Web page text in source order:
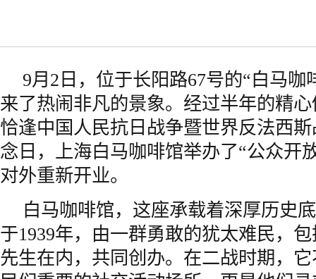
9月2日，位于长阳路67号的“白马咖
来了热闹非凡的景象。经过半年的精
恰逢中国人民抗日战争暨世界反法西
念日，上海白马咖啡馆举办了“公众开
对外重新开业。
白马咖啡馆，这座承载着深厚历史
于1939年，由一群勇敢的犹太难民，
先生在内，共同创办。在二战时期，